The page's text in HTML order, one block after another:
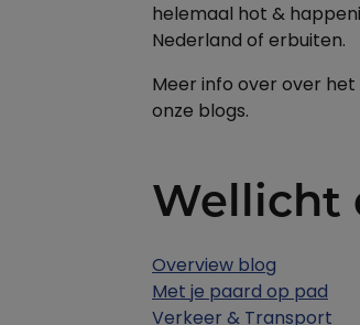
helemaal hot &
Nederland of erbuiten.
Meer info over over
onze blogs.
Wellicht
Overview blog
Met je paard op pad
Verkeer & Transport